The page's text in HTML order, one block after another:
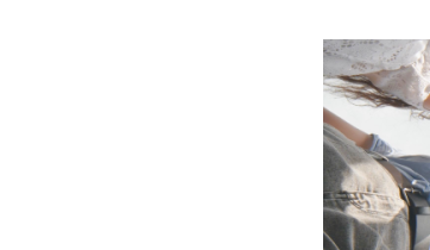
정부지원사업